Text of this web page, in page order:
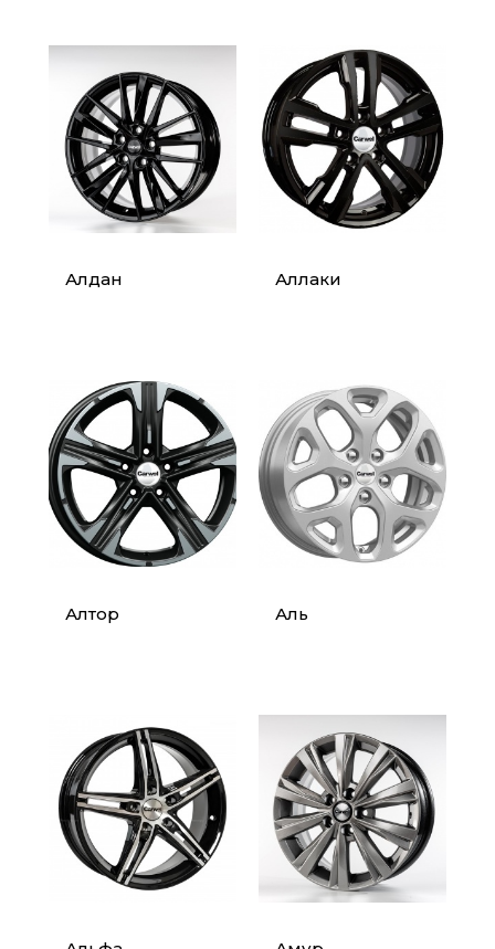
Алдан Аллаки
Алтор Аль